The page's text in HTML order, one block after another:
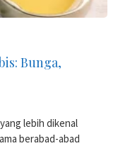
Bunga,
lebih dikenal
berabad-abad